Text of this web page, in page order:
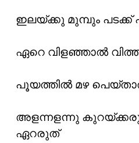
ഇലയ്ക്കു മുമ്പും പടക്ക്
ഏറെ വിളഞ്ഞാൽ
പൂയത്തിൽ മഴ
അളന്നളന്നു
ഏറരുത്